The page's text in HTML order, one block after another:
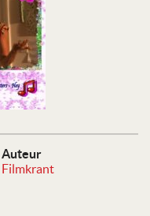
Auteur
Filmkrant